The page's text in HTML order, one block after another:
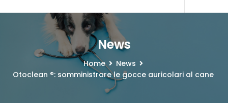
News
Home
News
Otoclean ®: somministrare le gocce auricolari al cane